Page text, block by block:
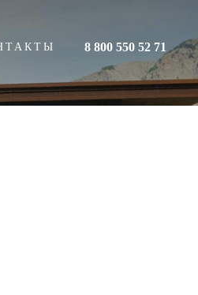
8 800 550 52 71